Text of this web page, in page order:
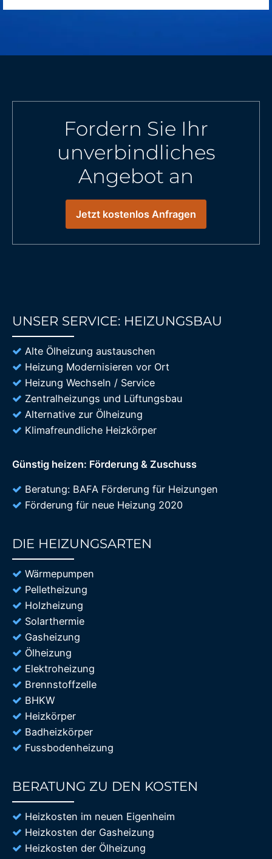
Fordern Sie Ihr
unverbindliches
Angebot an
Jetzt kostenlos Anfragen
UNSER SERVICE: HEIZUNGSBAU
Alte Ölheizung austauschen
Heizung Modernisieren vor Ort
Heizung Wechseln / Service
Zentralheizungs und Lüftungsbau
Alternative zur Ölheizung
Klimafreundliche Heizkörper
Günstig heizen: Förderung & Zuschuss
Beratung: BAFA Förderung für Heizungen
Förderung für neue Heizung 2020
DIE HEIZUNGSARTEN
Wärmepumpen
Pelletheizung
Holzheizung
Solarthermie
Gasheizung
Ölheizung
Elektroheizung
Brennstoffzelle
BHKW
Heizkörper
Badheizkörper
Fussbodenheizung
BERATUNG ZU DEN KOSTEN
Heizkosten im neuen Eigenheim
Heizkosten der Gasheizung
Heizkosten der Ölheizung